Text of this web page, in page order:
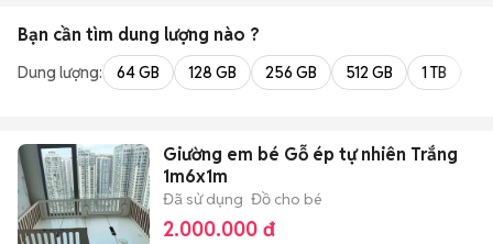
Bạn cần tìm dung lượng nào ?
Dung lượng: 64 GB 128 GB 256 GB 512 GB 1 TB
Giường em bé Gỗ ép tự nhiên Trắng
1m6x1m
Đã sử dụng Đồ cho bé
2.000.000 đ